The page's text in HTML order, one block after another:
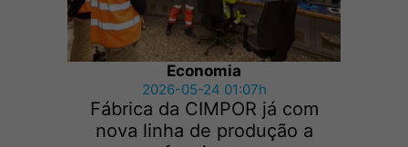
Economia
2026-05-24 01:07h
Fábrica da CIMPOR já com
nova linha de produção a